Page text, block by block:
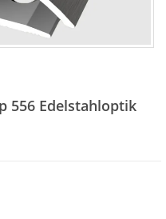
556 Edelstahloptik